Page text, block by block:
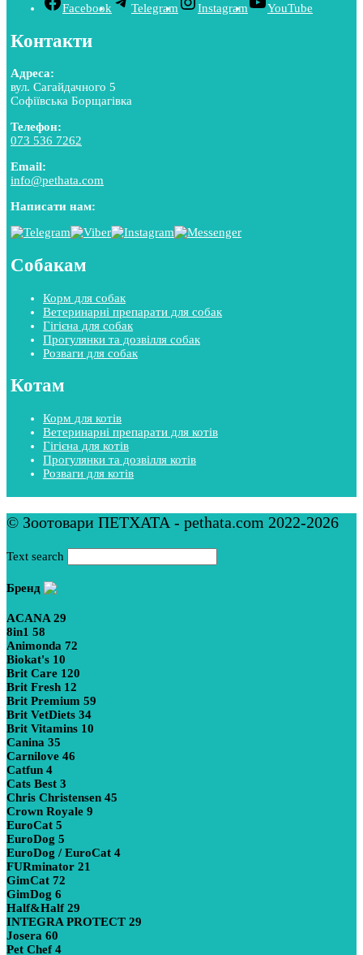
Facebook Telegram Instagram YouTube
Контакти
Адреса:
вул. Сагайдачного 5
Софіївська Борщагівка
Телефон:
073 536 7262
Email:
info@pethata.com
Написати нам:
Собакам
Корм для собак
Ветеринарні препарати для собак
Гігієна для собак
Прогулянки та дозвілля собак
Розваги для собак
Котам
Корм для котів
Ветеринарні препарати для котів
Гігієна для котів
Прогулянки та дозвілля котів
Розваги для котів
© Зоотовари ПЕТХАТА - pethata.com 2022-2026
Text search
Бренд
ACANA 29
8in1 58
Animonda 72
Biokat's 10
Brit Care 120
Brit Fresh 12
Brit Premium 59
Brit VetDiets 34
Brit Vitamins 10
Canina 35
Carnilove 46
Catfun 4
Cats Best 3
Chris Christensen 45
Crown Royale 9
EuroCat 5
EuroDog 5
EuroDog / EuroCat 4
FURminator 21
GimCat 72
GimDog 6
Half&Half 29
INTEGRA PROTECT 29
Josera 60
Pet Chef 4